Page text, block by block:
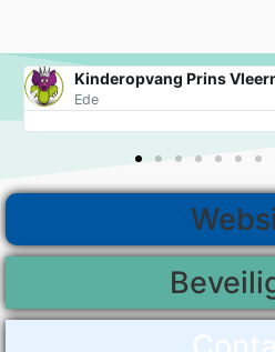
Kinderopvang Prins
Ede